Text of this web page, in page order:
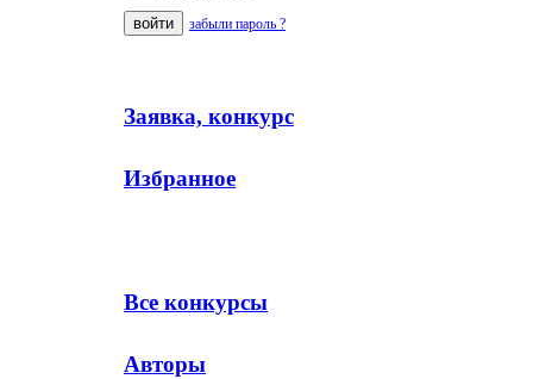
забыли пароль ?
Заявка, конкурс
Избранное
Все конкурсы
Авторы